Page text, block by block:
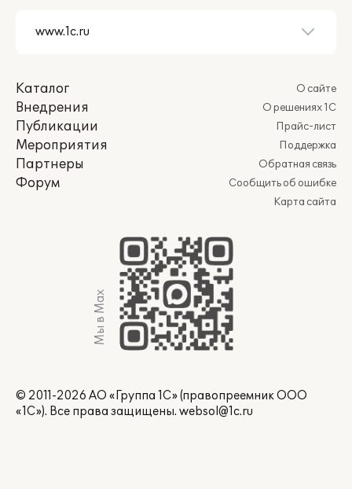
Каталог
Внедрения
Публикации
Мероприятия
Партнеры
Форум
О сайте
О решениях 1С
Прайс-лист
Поддержка
Обратная связь
Сообщить об ошибке
Карта сайта
Мы в Max
© 2011-2026 АО «Группа 1С» (правопреемник ООО
«1С»). Все права защищены. websol@1c.ru